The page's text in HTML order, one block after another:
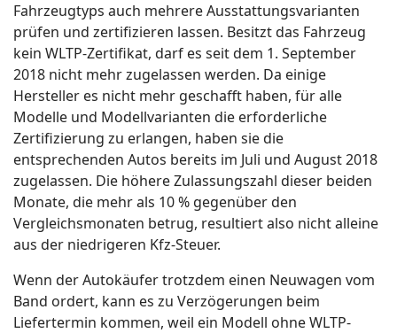
Fahrzeugtyps auch mehrere Ausstattungsvarianten
prüfen und zertifizieren lassen. Besitzt das Fahrzeug
kein WLTP-Zertifikat, darf es seit dem 1. September
2018 nicht mehr zugelassen werden. Da einige
Hersteller es nicht mehr geschafft haben, für alle
Modelle und Modellvarianten die erforderliche
Zertifizierung zu erlangen, haben sie die
entsprechenden Autos bereits im Juli und August 2018
zugelassen. Die höhere Zulassungszahl dieser beiden
Monate, die mehr als 10 % gegenüber den
Vergleichsmonaten betrug, resultiert also nicht alleine
aus der niedrigeren Kfz-Steuer.
Wenn der Autokäufer trotzdem einen Neuwagen vom
Band ordert, kann es zu Verzögerungen beim
Liefertermin kommen, weil ein Modell ohne WLTP-